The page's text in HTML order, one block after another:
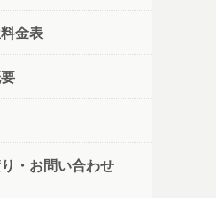
金表
・お問い合わせ